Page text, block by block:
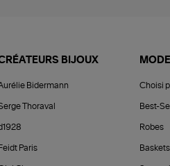
BIJOUX
Bidermann
Thoraval
Feidt Paris
Choisi
Best-
Robes